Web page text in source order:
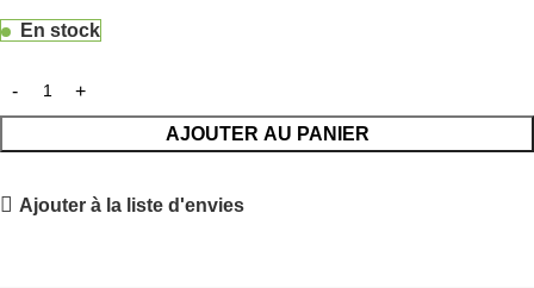
En stock
AJOUTER AU PANIER
Ajouter à la liste d'envies